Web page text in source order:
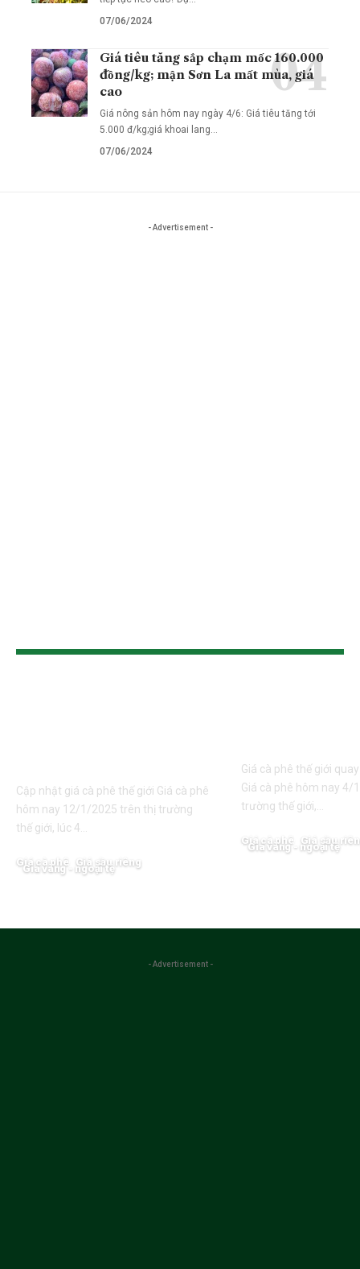
07/06/2024
Giá tiêu tăng sắp chạm mốc 160.000
đồng/kg; mận Sơn La mất mùa, giá
cao
Giá nông sản hôm nay ngày 4/6: Giá tiêu tăng tới
5.000 đ/kg;giá khoai lang…
07/06/2024
- Advertisement -
Cập nhật giá cà phê thế giới Giá cà phê
hôm nay 12/1/2025 trên thị trường
thế giới, lúc 4…
Giá cà phê Giá sầu riêng
Giá vàng - ngoại tệ
Giá cà phê thế giới
Giá cà phê hôm nay 4/
trường thế giới,…
Giá cà phê Giá sầu
Giá vàng - ngoại tệ
- Advertisement -